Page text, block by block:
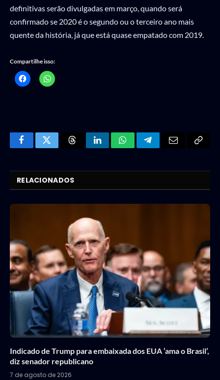
definitivas serão divulgadas em março, quando será
confirmado se 2020 é o segundo ou o terceiro ano mais
quente da história, já que está quase empatado com 2019.
Compartilhe isso:
FacebookTwitter ThreadsLinkedInWhatsAppTelegram
RELACIONADOS
Indicado de Trump para embaixada dos EUA ‘ama o Brasil’,
diz senador republicano
7 de agosto de 2026